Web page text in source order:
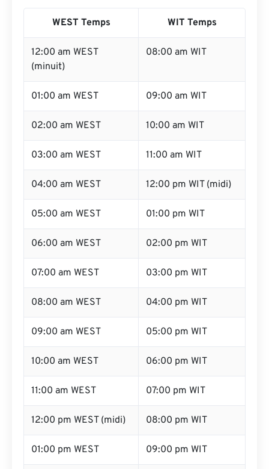
WEST Temps WIT Temps
12:00 am WEST
(minuit)
08:00 am WIT
01:00 am WEST 09:00 am WIT
02:00 am WEST 10:00 am WIT
03:00 am WEST 11:00 am WIT
04:00 am WEST 12:00 pm WIT (midi)
05:00 am WEST 01:00 pm WIT
06:00 am WEST 02:00 pm WIT
07:00 am WEST 03:00 pm WIT
08:00 am WEST 04:00 pm WIT
09:00 am WEST 05:00 pm WIT
10:00 am WEST 06:00 pm WIT
11:00 am WEST 07:00 pm WIT
12:00 pm WEST (midi) 08:00 pm WIT
01:00 pm WEST 09:00 pm WIT